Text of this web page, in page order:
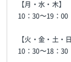
【月・水・木】
10：30～19：00
【火・金・土・日
10：30～18：30